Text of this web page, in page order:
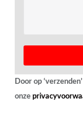
Door op
onze